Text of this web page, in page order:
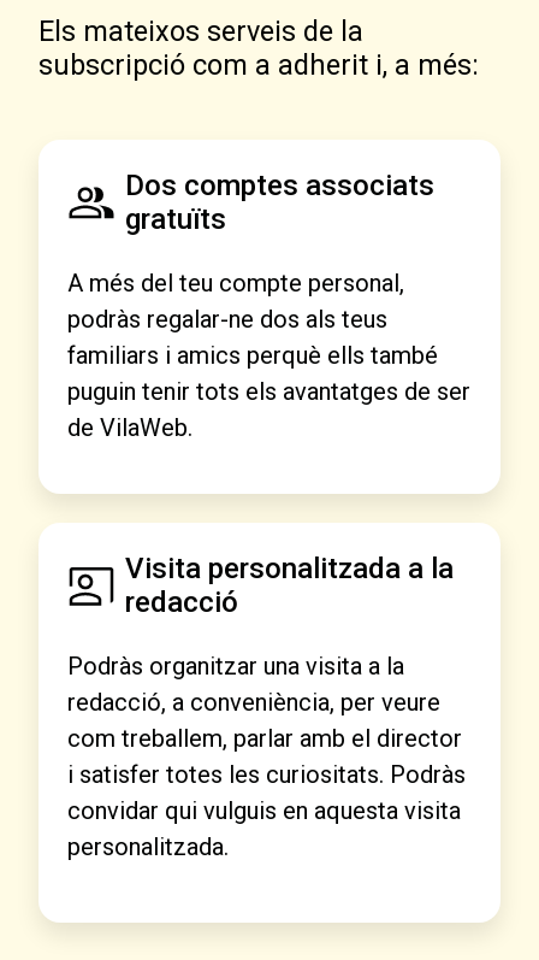
Els mateixos serveis de la
subscripció com a adherit i, a més:
Dos comptes associats
gratuïts
A més del teu compte personal,
podràs regalar-ne dos als teus
familiars i amics perquè ells també
puguin tenir tots els avantatges de ser
de VilaWeb.
Visita personalitzada a la
redacció
Podràs organitzar una visita a la
redacció, a conveniència, per veure
com treballem, parlar amb el director
i satisfer totes les curiositats. Podràs
convidar qui vulguis en aquesta visita
personalitzada.